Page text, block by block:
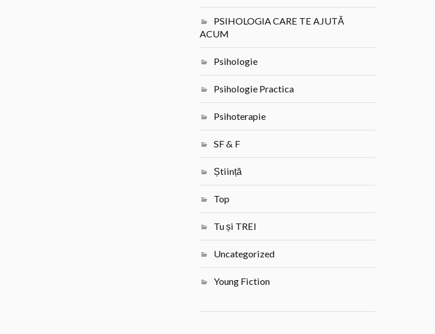
PSIHOLOGIA CARE TE AJUTĂ
ACUM
Psihologie
Psihologie Practica
Psihoterapie
SF & F
Știință
Top
Tu și TREI
Uncategorized
Young Fiction